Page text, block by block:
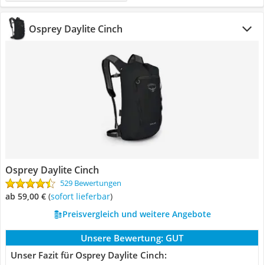
Osprey Daylite Cinch
Osprey Daylite Cinch
529 Bewertungen
ab 59,00 € ( Sofort lieferbar)
Preisvergleich und weitere Angebote
Unsere Bewertung: GUT
Unser Fazit für Osprey Daylite Cinch: